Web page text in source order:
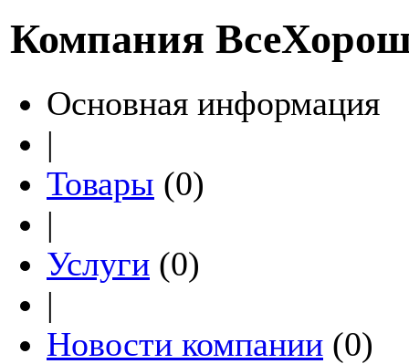
Компания
Основная информация
|
Товары (0)
|
Услуги (0)
|
Новости компании (0)